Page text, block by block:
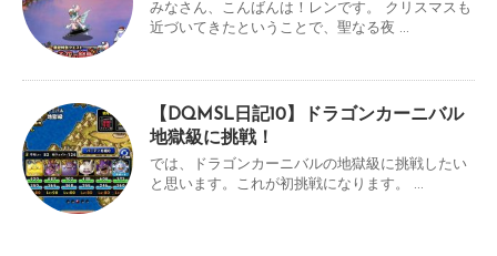
みなさん、こんばんは！レンです。 クリスマスも
近づいてきたということで、聖なる夜 ...
【DQMSL日記10】ドラゴンカーニバル
地獄級に挑戦！
では、ドラゴンカーニバルの地獄級に挑戦したい
と思います。これが初挑戦になります。 ...